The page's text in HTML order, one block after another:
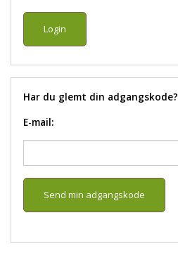
Har du glemt din adgangskode?
E-mail: